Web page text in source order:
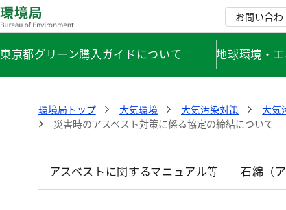
お問い合わ
東京都グリーン購入ガイドについて 地球環境・
環境局トップ 大気環境 大気汚染対策 大気
災害時のアスベスト対策に係る協定の締結について
アスベストに関するマニュアル等 石綿（